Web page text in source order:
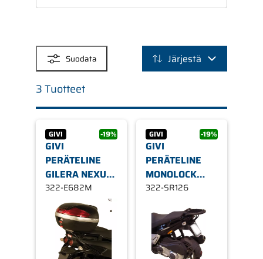
Suodata Järjestä
3 Tuotteet
GIVI -19%
GIVI
PERÄTELINE
GILERA NEXUS
500'05
322-E682M
GIVI -19%
GIVI
PERÄTELINE
MONOLOCK
BOXES GILERA
125-200 (06 >
15)
322-SR126